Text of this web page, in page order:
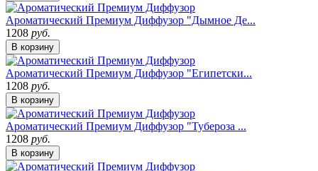
Ароматический Премиум Диффузор "Дымное Де...
1208 руб.
В корзину
Ароматический Премиум Диффузор "Египетски...
1208 руб.
В корзину
Ароматический Премиум Диффузор "Тубероза ...
1208 руб.
В корзину